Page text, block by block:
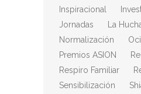
Inspiracional
Jornadas
La
Normalización
Premios ASION
Respiro Familiar
Sensibilización